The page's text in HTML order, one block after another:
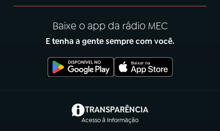
Baixe o app da rádio MEC
E tenha a gente sempre com você.
TRANSPARÊNCIA
Acesso à Informação
(abre em nova aba)